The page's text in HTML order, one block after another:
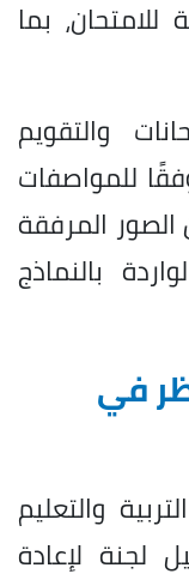
للامتحان، بما
والتقويم
للمواصفات
الصور المرفقة
بالنماذج
في
والتعليم
لجنة لإعادة